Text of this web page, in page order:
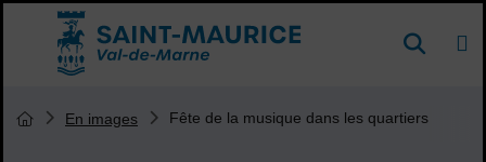
Menu de raccourcis
Accueil ville de Saint-Maurice DE
Vous êtes ici :
Page d'accueil du site
En images Fête de la musique dans les quartiers